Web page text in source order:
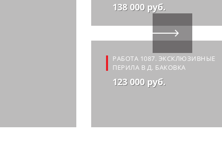
138 000 руб.
РАБОТА 1087. ЭКСКЛЮЗИВНЫЕ
ПЕРИЛА В Д. БАКОВКА
123 000 руб.